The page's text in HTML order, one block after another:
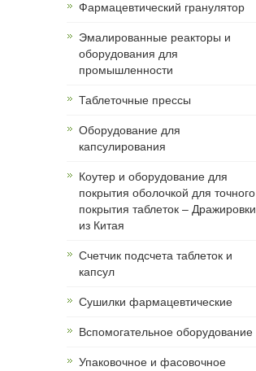
Фармацевтический гранулятор
Эмалированные реакторы и
оборудования для
промышленности
Таблеточные прессы
Оборудование для
капсулирования
Коутер и оборудование для
покрытия оболочкой для точного
покрытия таблеток – Дражировки
из Китая
Счетчик подсчета таблеток и
капсул
Сушилки фармацевтические
Вспомогательное оборудование
Упаковочное и фасовочное